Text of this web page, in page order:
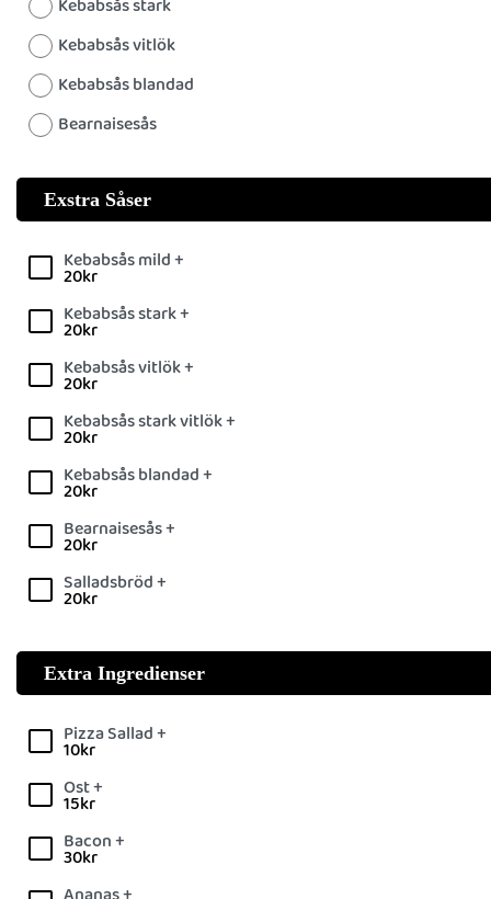
Kebabsås stark
Kebabsås vitlök
Kebabsås blandad
Bearnaisesås
Exstra Såser
Kebabsås mild +
20kr
Kebabsås stark +
20kr
Kebabsås vitlök +
20kr
Kebabsås stark vitlök +
20kr
Kebabsås blandad +
20kr
Bearnaisesås +
20kr
Salladsbröd +
20kr
Extra Ingredienser
Pizza Sallad +
10kr
Ost +
15kr
Bacon +
30kr